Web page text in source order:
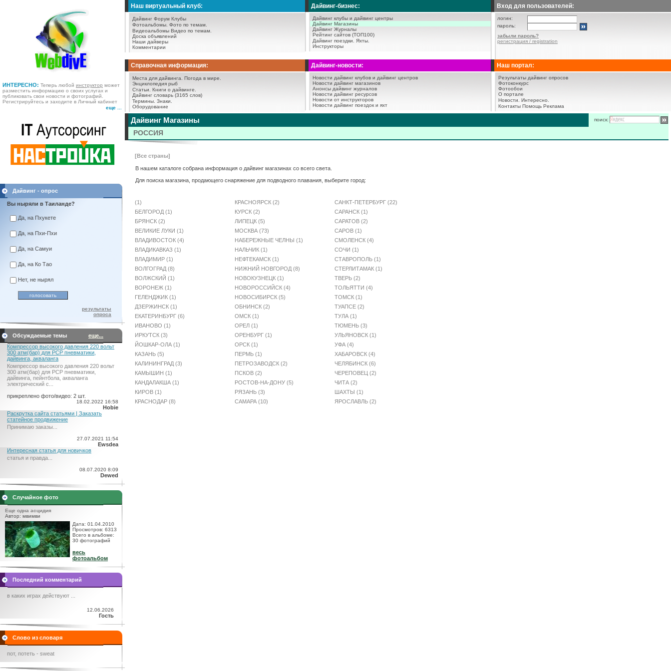
ИНТЕРЕСНО: Теперь любой инструктор может
разместить информацию о своих услугах и
публиковать свои новости и фотографий.
Регистрируйтесь и заходите в Личный кабинет
еще ...
Наш виртуальный клуб:
Дайвинг Форум Клубы
Фотоальбомы. Фото по темам.
Видеоальбомы Видео по темам.
Доска объявлений
Наши дайверы
Комментарии
Дайвинг-бизнес:
Дайвинг клубы и дайвинг центры
Дайвинг Магазины
Дайвинг Журналы
Рейтинг сайтов (ТОП100)
Дайвинг поездки.
Яхты.
Инструкторы
Вход для пользователей:
логин:
пароль:
забыли пароль?
регистрация / registration
Справочная информация:
Места для дайвинга.
Погода в мире.
Энциклопедия рыб
Статьи.
Книги о дайвинге.
Дайвинг словарь (3165 слов)
Термины. Знаки.
Оборудование
Дайвинг-новости:
Новости дайвинг клубов и дайвинг центров
Новости дайвинг магазинов
Анонсы дайвинг журналов
Новости дайвинг ресурсов
Новости от инструкторов
Новости дайвинг поездок и яхт
Наш портал:
Результаты дайвинг опросов
Фотоконкурс
Фотообои
О портале
Новости.
Интересно.
Контакты Помощь Реклама
Дайвинг - опрос
Вы ныряли в Таиланде?
Да, на Пхукете
Да, на Пхи-Пхи
Да, на Самуи
Да, на Ко Тао
Нет, не нырял
результаты
опроса
Обсуждаемые темы
еще...
Компрессор высокого давления 220 вольт
300 атм(бар) для PCP пневматики,
дайвинга, акваланга
Компрессор высокого давления 220 вольт
300 атм(бар) для PCP пневматики,
дайвинга, пейнтбола, акваланга
электрический c...
прикреплено фото/видео: 2 шт.
18.02.2022 16:58
Hobie
Раскрутка сайта статьями | Заказать
статейное продвижение
Принимаю заказы...
27.07.2021 11:54
Ewsdea
Интересная статья для новичков
статья и правда...
08.07.2020 8:09
Dewed
Случайное фото
Еще одна асцидия
Автор: мвимви
Дата: 01.04.2010
Просмотров: 6313
Всего в альбоме:
30 фотографий
весь
фотоальбом
Последний комментарий
в каких играх действуют ...
12.06.2026
Гость
Слово из словаря
пот, потеть - sweat
Дайвинг Магазины поиск:
РОССИЯ
[Все страны]
В нашем каталоге собрана информация о дайвинг магазинах со всего света.
Для поиска магазина, продающего снаряжение для подводного плавания, выберите город:
(1)
БЕЛГОРОД (1)
БРЯНСК (2)
ВЕЛИКИЕ ЛУКИ (1)
ВЛАДИВОСТОК (4)
ВЛАДИКАВКАЗ (1)
ВЛАДИМИР (1)
ВОЛГОГРАД (8)
ВОЛЖСКИЙ (1)
ВОРОНЕЖ (1)
ГЕЛЕНДЖИК (1)
ДЗЕРЖИНСК (1)
ЕКАТЕРИНБУРГ (6)
ИВАНОВО (1)
ИРКУТСК (3)
ЙОШКАР-ОЛА (1)
КАЗАНЬ (5)
КАЛИНИНГРАД (3)
КАМЫШИН (1)
КАНДАЛАКША (1)
КИРОВ (1)
КРАСНОДАР (8)
КРАСНОЯРСК (2)
КУРСК (2)
ЛИПЕЦК (5)
МОСКВА (73)
НАБЕРЕЖНЫЕ ЧЕЛНЫ (1)
НАЛЬЧИК (1)
НЕФТЕКАМСК (1)
НИЖНИЙ НОВГОРОД (8)
НОВОКУЗНЕЦК (1)
НОВОРОССИЙСК (4)
НОВОСИБИРСК (5)
ОБНИНСК (2)
ОМСК (1)
ОРЕЛ (1)
ОРЕНБУРГ (1)
ОРСК (1)
ПЕРМЬ (1)
ПЕТРОЗАВОДСК (2)
ПСКОВ (2)
РОСТОВ-НА-ДОНУ (5)
РЯЗАНЬ (3)
САМАРА (10)
САНКТ-ПЕТЕРБУРГ (22)
САРАНСК (1)
САРАТОВ (2)
САРОВ (1)
СМОЛЕНСК (4)
СОЧИ (1)
СТАВРОПОЛЬ (1)
СТЕРЛИТАМАК (1)
ТВЕРЬ (2)
ТОЛЬЯТТИ (4)
ТОМСК (1)
ТУАПСЕ (2)
ТУЛА (1)
ТЮМЕНЬ (3)
УЛЬЯНОВСК (1)
УФА (4)
ХАБАРОВСК (4)
ЧЕЛЯБИНСК (6)
ЧЕРЕПОВЕЦ (2)
ЧИТА (2)
ШАХТЫ (1)
ЯРОСЛАВЛЬ (2)